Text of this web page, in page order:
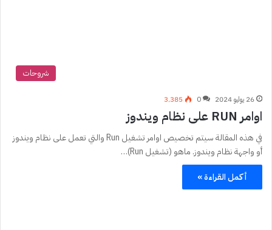
شروحات
26 يوليو 2024 0 3٬385
اوامر RUN على نظام ويندوز
في هذه المقالة سيتم تخصيص اوامر تشغيل Run والتي تعمل على نظام ويندوز
أو واجهة نظام ويندوز. ماهو (تشغيل Run)…
أكمل القراءة »